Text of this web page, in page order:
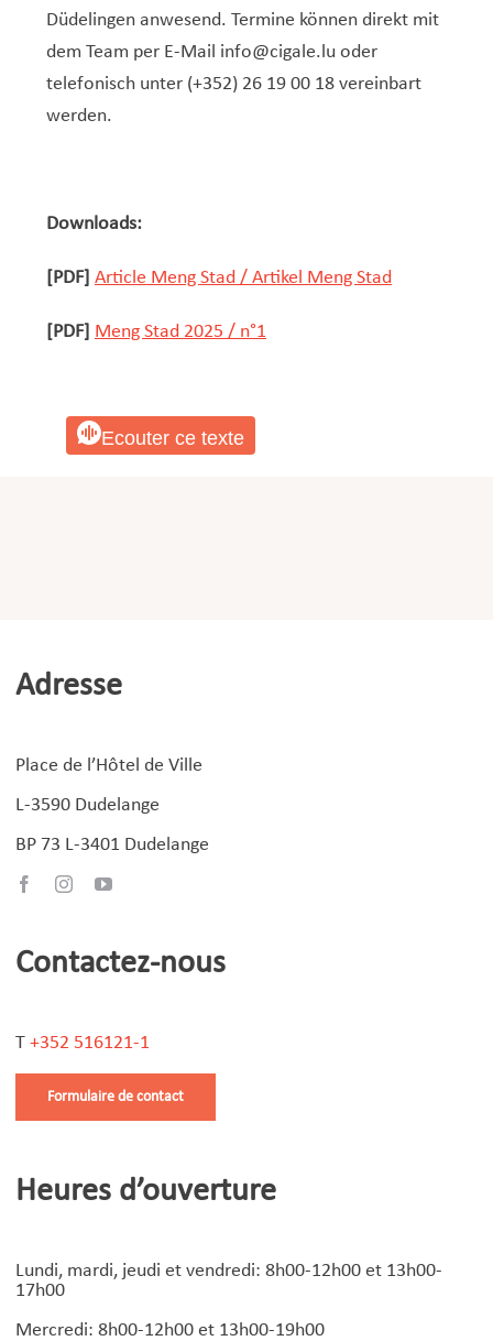
Düdelingen anwesend. Termine können direkt mit
dem Team per E-Mail info@cigale.lu oder
telefonisch unter (+352) 26 19 00 18 vereinbart
werden.
Downloads:
[PDF] Article Meng Stad / Artikel Meng Stad
[PDF] Meng Stad 2025 / n°1
Ecouter ce texte
Adresse
Place de l’Hôtel de Ville
L-3590 Dudelange
BP 73 L-3401 Dudelange
Contactez-nous
T +352 516121-1
Formulaire de contact
Heures d’ouverture
Lundi, mardi, jeudi et vendredi: 8h00-12h00 et 13h00-
17h00
Mercredi: 8h00-12h00 et 13h00-19h00